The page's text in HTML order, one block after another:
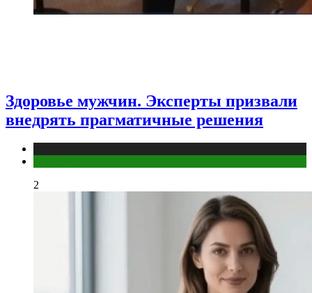
Здоровье мужчин. Эксперты призвали
внедрять прагматичные решения
2